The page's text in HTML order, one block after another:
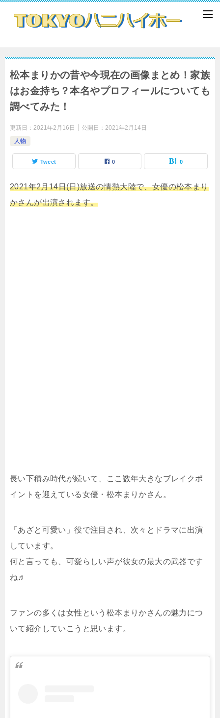
松本まりかの昔や今現在の画像まとめ！家族
はお金持ち？本名やプロフィールについても
調べてみた！
更新日： 2021年2月16日 公開日： 2021年2月14日
人物
Tweet 0 0
2021年2月14日(日)放送の情熱大陸で、女優の松本まり
かさんが出演されます。
長い下積み時代が続いて、ここ数年大きなブレイクポ
イントを迎えている女優・松本まりかさん。
「あざと可愛い」役で注目され、次々とドラマに出演
しています。
何と言っても、可愛らしい声が彼女の最大の武器です
ね♬
ファンの多くは女性という松本まりかさんの魅力につ
いて紹介していこうと思います。